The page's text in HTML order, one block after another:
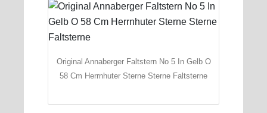
Original Annaberger Faltstern No 5 In Gelb O
58 Cm Herrnhuter Sterne Sterne Faltsterne